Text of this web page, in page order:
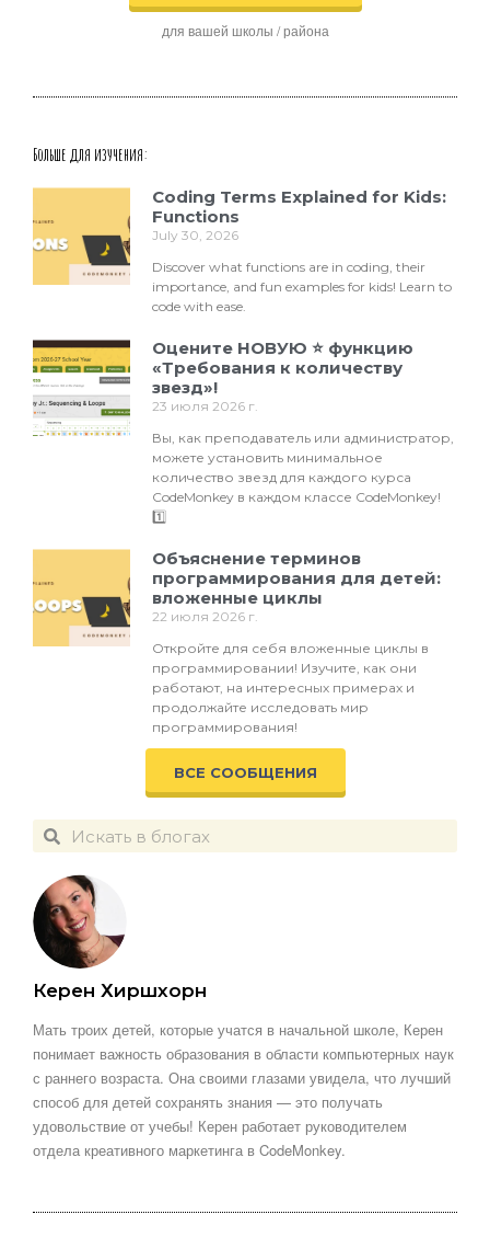
ВСЕ СООБЩЕНИЯ
Керен Хиршхорн
Мать троих детей, которые учатся в начальной школе, Керен
понимает важность образования в области компьютерных наук
с раннего возраста. Она своими глазами увидела, что лучший
способ для детей сохранять знания — это получать
удовольствие от учебы! Керен работает руководителем
отдела креативного маркетинга в CodeMonkey.
для вашей школы / района
Больше для изучения:
Coding Terms Explained for Kids:
Functions
July 30, 2026
Discover what functions are in coding, their
importance, and fun examples for kids! Learn to
code with ease.
Оцените НОВУЮ ⭐ функцию
«Требования к количеству
звезд»!
23 июля 2026 г.
Вы, как преподаватель или администратор,
можете установить минимальное
количество звезд для каждого курса
CodeMonkey в каждом классе CodeMonkey!
1️⃣
Объяснение терминов
программирования для детей:
вложенные циклы
22 июля 2026 г.
Откройте для себя вложенные циклы в
программировании! Изучите, как они
работают, на интересных примерах и
продолжайте исследовать мир
программирования!